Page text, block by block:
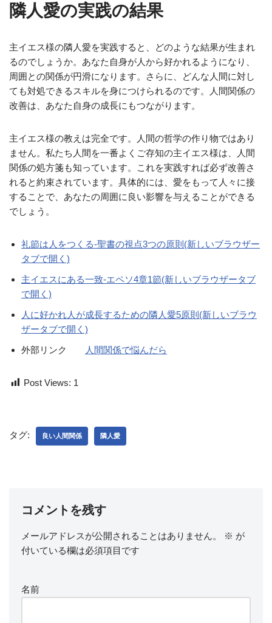
隣人愛の実践の結果
主イエス様の隣人愛を実践すると、どのような結果が生まれ
るのでしょうか。あなた自身が人から好かれるようになり、
周囲との関係が円滑になります。さらに、どんな人間に対し
ても対処できるスキルを身につけられるのです。人間関係の
改善は、あなた自身の成長にもつながります。
主イエス様の教えは完全です。人間の哲学の作り物ではあり
ません。私たち人間を一番よくご存知の主イエス様は、人間
関係の処方箋も知っています。これを実践すれば必ず改善さ
れると約束されています。具体的には、愛をもって人々に接
することで、あなたの周囲に良い影響を与えることができる
でしょう。
礼節は人をつくる-聖書の視点3つの原則(新しいブラウザー
タブで開く)
主イエスにある一致-エペソ4章1節(新しいブラウザータブ
で開く)
人に好かれ人が成長するための隣人愛5原則(新しいブラウ
ザータブで開く)
外部リンク
人間関係で悩んだら
Post Views: 1
タグ: 良い人間関係 隣人愛
コメントを残す
メールアドレスが公開されることはありません。 ※ が
付いている欄は必須項目です
名前